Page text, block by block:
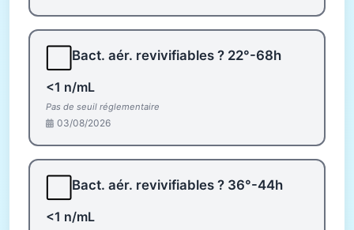
Bact. aér. revivifiables ? 22°-68h
<1 n/mL
Pas de seuil réglementaire
03/08/2026
Bact. aér. revivifiables ? 36°-44h
<1 n/mL